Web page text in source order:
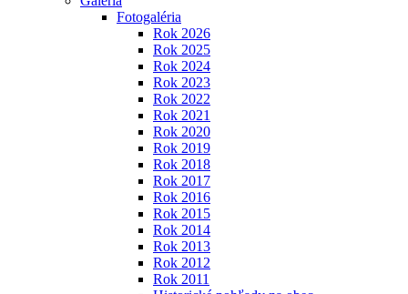
Fotogaléria
Rok 2026
Rok 2025
Rok 2024
Rok 2023
Rok 2022
Rok 2021
Rok 2020
Rok 2019
Rok 2018
Rok 2017
Rok 2016
Rok 2015
Rok 2014
Rok 2013
Rok 2012
Rok 2011